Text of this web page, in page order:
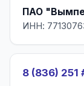
ПАО
ИНН:
8 (836) 251